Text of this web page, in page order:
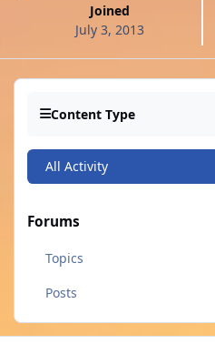
Joined
July 3, 2013
Content Type
All Activity
Forums
Topics
Posts